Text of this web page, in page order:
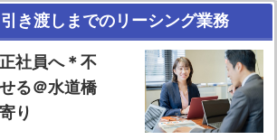
き渡しまでのリーシング業務
社員へ＊不
る＠水道橋
り